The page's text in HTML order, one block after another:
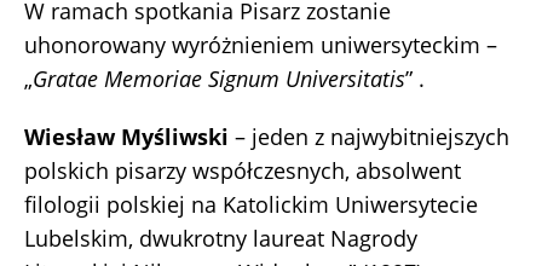
W ramach spotkania Pisarz zostanie
uhonorowany wyróżnieniem uniwersyteckim –
„Gratae Memoriae Signum Universitatis” .
Wiesław Myśliwski – jeden z najwybitniejszych
polskich pisarzy współczesnych, absolwent
filologii polskiej na Katolickim Uniwersytecie
Lubelskim, dwukrotny laureat Nagrody